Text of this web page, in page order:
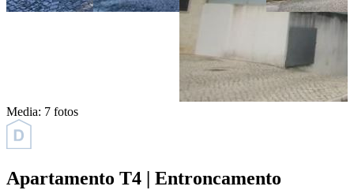
Media: 7 fotos
Apartamento T4 | Entroncamento